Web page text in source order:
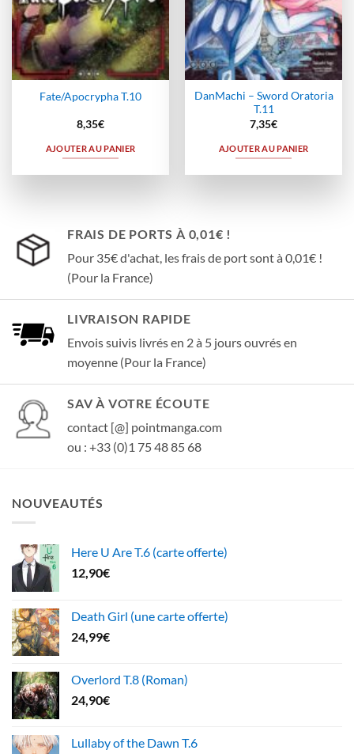
Fate/Apocrypha T.10
8,35€
AJOUTER AU PANIER
DanMachi – Sword Oratoria
T.11
7,35€
AJOUTER AU PANIER
FRAIS DE PORTS À 0,01€ !
Pour 35€ d'achat, les frais de port sont à 0,01€ !
(Pour la France)
LIVRAISON RAPIDE
Envois suivis livrés en 2 à 5 jours ouvrés en
moyenne (Pour la France)
SAV À VOTRE ÉCOUTE
contact [@] pointmanga.com
ou : +33 (0)1 75 48 85 68
NOUVEAUTÉS
Here U Are T.6 (carte offerte)
12,90€
Death Girl (une carte offerte)
24,99€
Overlord T.8 (Roman)
24,90€
Lullaby of the Dawn T.6